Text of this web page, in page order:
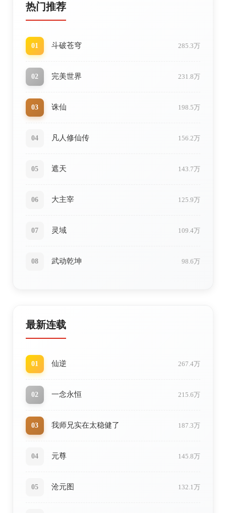
热门推荐
01 斗破苍穹 285.3万
02 完美世界 231.8万
03 诛仙 198.5万
04 凡人修仙传 156.2万
05 遮天 143.7万
06 大主宰 125.9万
07 灵域 109.4万
08 武动乾坤 98.6万
最新连载
01 仙逆 267.4万
02 一念永恒 215.6万
03 我师兄实在太稳健了 187.3万
04 元尊 145.8万
05 沧元图 132.1万